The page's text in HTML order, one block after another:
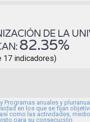
DE LA
82.35%
17 indicadores)
Programas anuales y
en los que se fijan
como las actividades,
para su consecución.